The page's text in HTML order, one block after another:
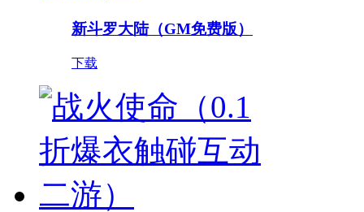
新斗罗大陆（GM免费版）
下载